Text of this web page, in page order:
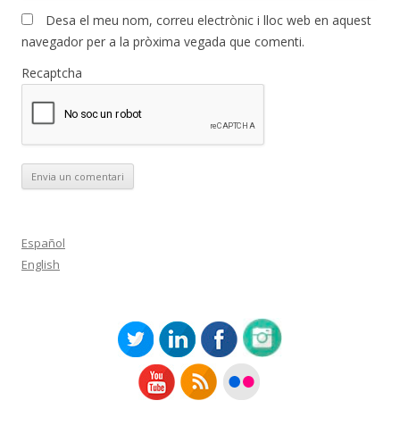
Desa el meu nom, correu electrònic i lloc web en aquest
navegador per a la pròxima vegada que comenti.
Recaptcha
Español
English